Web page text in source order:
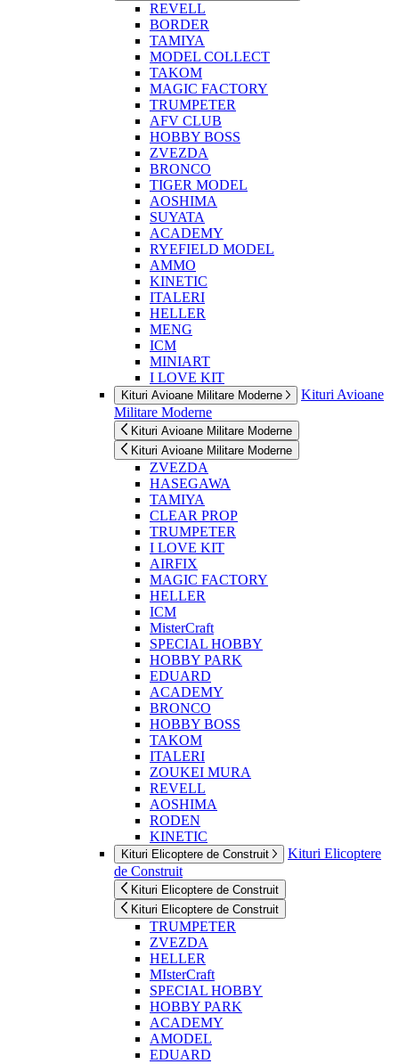
REVELL
BORDER
TAMIYA
MODEL COLLECT
TAKOM
MAGIC FACTORY
TRUMPETER
AFV CLUB
HOBBY BOSS
ZVEZDA
BRONCO
TIGER MODEL
AOSHIMA
SUYATA
ACADEMY
RYEFIELD MODEL
AMMO
KINETIC
ITALERI
HELLER
MENG
ICM
MINIART
I LOVE KIT
Kituri Avioane Militare Moderne
Kituri Avioane
Militare Moderne
Kituri Avioane Militare Moderne
Kituri Avioane Militare Moderne
ZVEZDA
HASEGAWA
TAMIYA
CLEAR PROP
TRUMPETER
I LOVE KIT
AIRFIX
MAGIC FACTORY
HELLER
ICM
MisterCraft
SPECIAL HOBBY
HOBBY PARK
EDUARD
ACADEMY
BRONCO
HOBBY BOSS
TAKOM
ITALERI
ZOUKEI MURA
REVELL
AOSHIMA
RODEN
KINETIC
Kituri Elicoptere de Construit
Kituri Elicoptere
de Construit
Kituri Elicoptere de Construit
Kituri Elicoptere de Construit
TRUMPETER
ZVEZDA
HELLER
MIsterCraft
SPECIAL HOBBY
HOBBY PARK
ACADEMY
AMODEL
EDUARD